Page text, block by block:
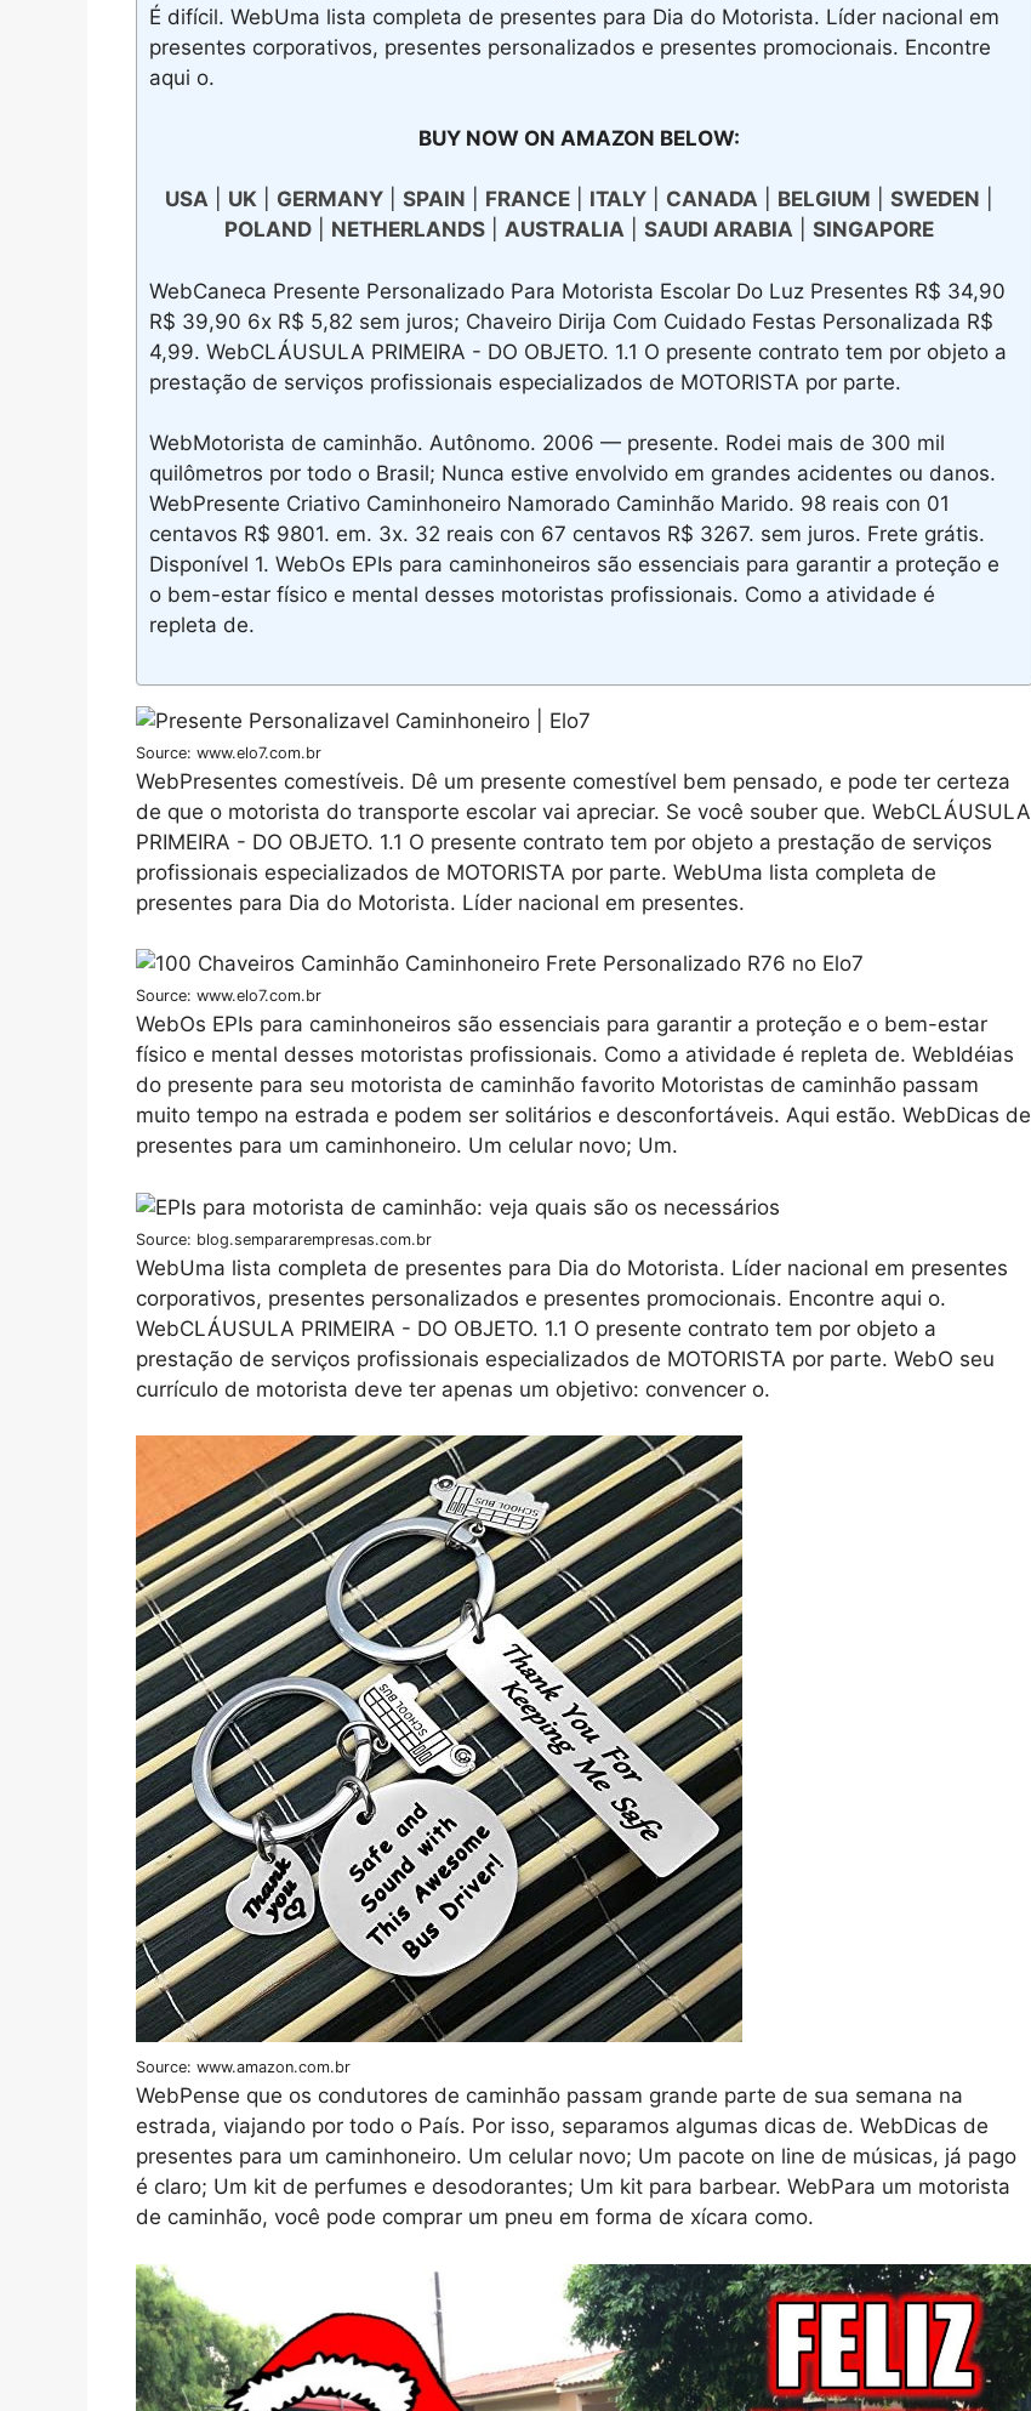
É difícil. WebUma lista completa de presentes para Dia do Motorista. Líder nacional em
presentes corporativos, presentes personalizados e presentes promocionais. Encontre
aqui o.
BUY NOW ON AMAZON BELOW:
USA| UK| GERMANY| SPAIN FRANCE| ITALY| CANADA| BELGIUM SWEDEN
POLAND| NETHERLANDS| AUSTRALIA| SAUDI ARABIA| SINGAPORE
WebCaneca Presente Personalizado Para Motorista Escolar Do Luz Presentes R$ 34,90
R$ 39,90 6x R$ 5,82 sem juros; Chaveiro Dirija Com Cuidado Festas Personalizada R$
4,99. WebCLÁUSULA PRIMEIRA - DO OBJETO. 1.1 O presente contrato tem por objeto a
prestação de serviços profissionais especializados de MOTORISTA por parte.
WebMotorista de caminhão. Autônomo. 2006 — presente. Rodei mais de 300 mil
quilômetros por todo o Brasil; Nunca estive envolvido em grandes acidentes ou danos.
WebPresente Criativo Caminhoneiro Namorado Caminhão Marido. 98 reais con 01
centavos R$ 9801. em. 3x. 32 reais con 67 centavos R$ 3267. sem juros. Frete grátis.
Disponível 1. WebOs EPIs para caminhoneiros são essenciais para garantir a proteção e
o bem-estar físico e mental desses motoristas profissionais. Como a atividade é
repleta de.
Source: www.elo7.com.br
WebPresentes comestíveis. Dê um presente comestível bem pensado, e pode ter certeza
de que o motorista do transporte escolar vai apreciar. Se você souber que. WebCLÁUSULA
PRIMEIRA - DO OBJETO. 1.1 O presente contrato tem por objeto a prestação de serviços
profissionais especializados de MOTORISTA por parte. WebUma lista completa de
presentes para Dia do Motorista. Líder nacional em presentes.
Source: www.elo7.com.br
WebOs EPIs para caminhoneiros são essenciais para garantir a proteção e o bem-estar
físico e mental desses motoristas profissionais. Como a atividade é repleta de. WebIdéias
do presente para seu motorista de caminhão favorito Motoristas de caminhão passam
muito tempo na estrada e podem ser solitários e desconfortáveis. Aqui estão. WebDicas de
presentes para um caminhoneiro. Um celular novo; Um.
Source: blog.sempararempresas.com.br
WebUma lista completa de presentes para Dia do Motorista. Líder nacional em presentes
corporativos, presentes personalizados e presentes promocionais. Encontre aqui o.
WebCLÁUSULA PRIMEIRA - DO OBJETO. 1.1 O presente contrato tem por objeto a
prestação de serviços profissionais especializados de MOTORISTA por parte. WebO seu
currículo de motorista deve ter apenas um objetivo: convencer o.
Source: www.amazon.com.br
WebPense que os condutores de caminhão passam grande parte de sua semana na
estrada, viajando por todo o País. Por isso, separamos algumas dicas de. WebDicas de
presentes para um caminhoneiro. Um celular novo; Um pacote on line de músicas, já pago
é claro; Um kit de perfumes e desodorantes; Um kit para barbear. WebPara um motorista
de caminhão, você pode comprar um pneu em forma de xícara como.